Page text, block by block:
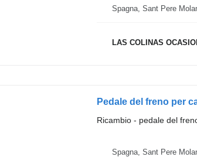
Spagna, Sant Pere
LAS COLINAS
Pedale del freno per
Ricambio - pedale del
Spagna, Sant Pere